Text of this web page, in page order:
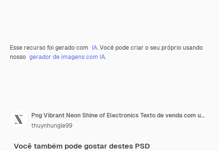
Esse recurso foi gerado com IA. Você pode criar o seu próprio usando
nosso gerador de imagens com IA.
Png Vibrant Neon Shine of Electronics Texto de venda com uma ideia de decoração única de alta tecnologia
thuynhungle99
Você também pode gostar destes PSD